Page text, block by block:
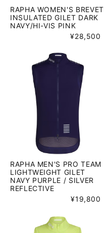
RAPHA WOMEN'S BREVET
INSULATED GILET DARK
NAVY/HI-VIS PINK
¥28,500
RAPHA MEN'S PRO TEAM
LIGHTWEIGHT GILET
NAVY PURPLE / SILVER
REFLECTIVE
¥19,800